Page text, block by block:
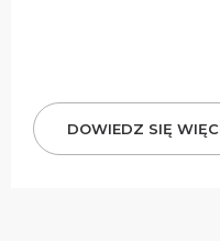
DOWIEDZ SIĘ